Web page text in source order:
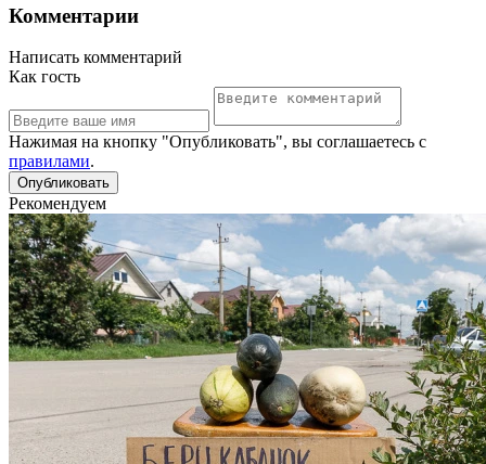
Комментарии
Написать комментарий
Как гость
Нажимая на кнопку "Опубликовать", вы соглашаетесь с
правилами.
Рекомендуем